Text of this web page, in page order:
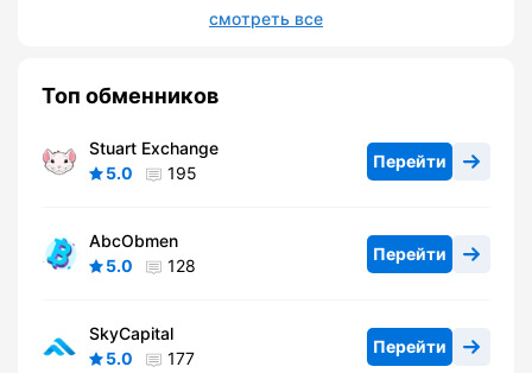
смотреть все
Топ обменников
Stuart Exchange
5.0
195
Перейти
AbcObmen
5.0
128
Перейти
SkyCapital
5.0
177
Перейти